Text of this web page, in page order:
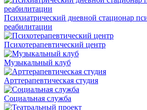
Психиатрический дневной стационар
реабилитации
Психотерапевтический центр
Музыкальный клуб
Арттерапевтическая студия
Социальная служба